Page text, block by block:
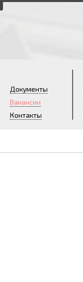
Документы
Вакансии
Контакты